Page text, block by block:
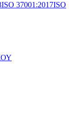
ISO 37001:2017ISO